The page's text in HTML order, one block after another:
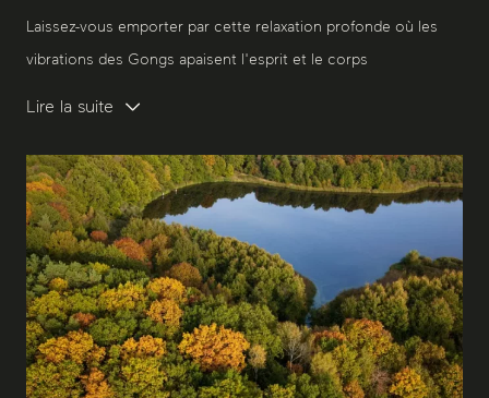
Laissez-vous emporter par cette relaxation profonde où les
vibrations des Gongs apaisent l'esprit et le corps
Lire la suite